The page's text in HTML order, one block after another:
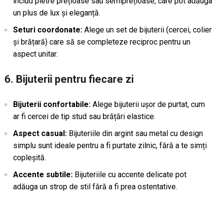
un plus de lux și eleganță.
Seturi coordonate:Alege un set de bijuterii (cercei, colier
și brățară) care să se completeze reciproc pentru un
aspect unitar.
6. Bijuterii pentru fiecare zi
Bijuterii confortabile:Alege bijuterii ușor de purtat, cum
ar fi cercei de tip stud sau brățări elastice.
Aspect casual:Bijuteriile din argint sau metal cu design
simplu sunt ideale pentru a fi purtate zilnic, fără a te simți
copleșită.
Accente subtile:Bijuteriile cu accente delicate pot
adăuga un strop de stil fără a fi prea ostentative.